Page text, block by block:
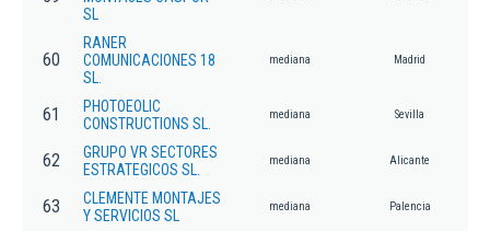
SL
60
RANER
COMUNICACIONES 18
SL.
mediana Madrid
61
PHOTOEOLIC
CONSTRUCTIONS SL.
mediana Sevilla
62
GRUPO VR SECTORES
ESTRATEGICOS SL.
mediana Alicante
63
CLEMENTE MONTAJES
Y SERVICIOS SL
mediana Palencia